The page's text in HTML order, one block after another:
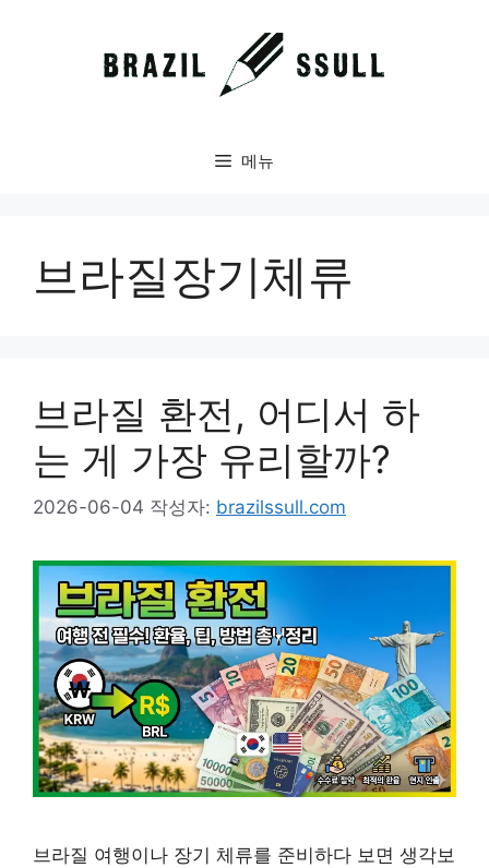
메뉴
브라질장기체류
브라질 환전, 어디서 하
는 게 가장 유리할까?
2026-06-04 작성자: brazilssull.com
브라질 여행이나 장기 체류를 준비하다 보면 생각보